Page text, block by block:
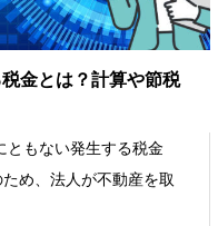
金とは？計算や節税
ともない発生する税金
め、法人が不動産を取